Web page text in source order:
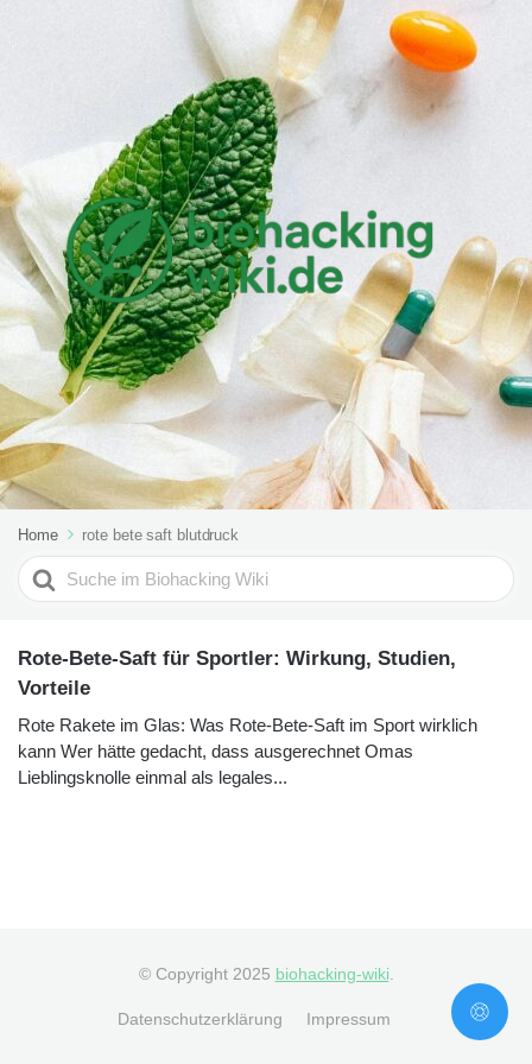
Home rote bete saft blutdruck
Search
For
Rote-Bete-Saft für Sportler: Wirkung, Studien,
Vorteile
Rote Rakete im Glas: Was Rote-Bete-Saft im Sport wirklich
kann Wer hätte gedacht, dass ausgerechnet Omas
Lieblingsknolle einmal als legales...
© Copyright 2025 biohacking-wiki
Datenschutzerklärung Impressum